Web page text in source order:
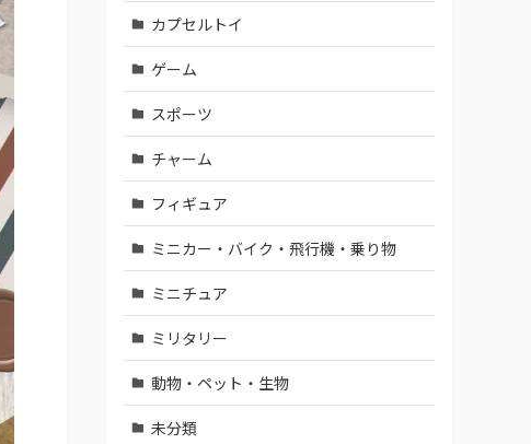
カプセルトイ
ゲーム
スポーツ
チャーム
フィギュア
ミニカー・バイク・飛行機・乗り物
ミニチュア
ミリタリー
動物・ペット・生物
未分類